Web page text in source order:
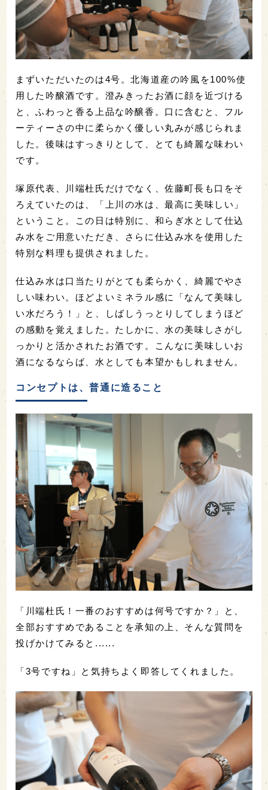
まずいただいたのは4号。北海道産の吟風を100%使
用した吟醸酒です。澄みきったお酒に顔を近づける
と、ふわっと香る上品な吟醸香。口に含むと、フル
ーティーさの中に柔らかく優しい丸みが感じられま
した。後味はすっきりとして、とても綺麗な味わい
です。
塚原代表、川端杜氏だけでなく、佐藤町長も口をそ
ろえていたのは、「上川の水は、最高に美味しい」
ということ。この日は特別に、和らぎ水として仕込
み水をご用意いただき、さらに仕込み水を使用した
特別な料理も提供されました。
仕込み水は口当たりがとても柔らかく、綺麗でやさ
しい味わい。ほどよいミネラル感に「なんて美味し
い水だろう！」と、しばしうっとりしてしまうほど
の感動を覚えました。たしかに、水の美味しさがし
っかりと活かされたお酒です。こんなに美味しいお
酒になるならば、水としても本望かもしれません。
コンセプトは、普通に造ること
「川端杜氏！一番のおすすめは何号ですか？」と、
全部おすすめであることを承知の上、そんな質問を
投げかけてみると......
「3号ですね」と気持ちよく即答してくれました。